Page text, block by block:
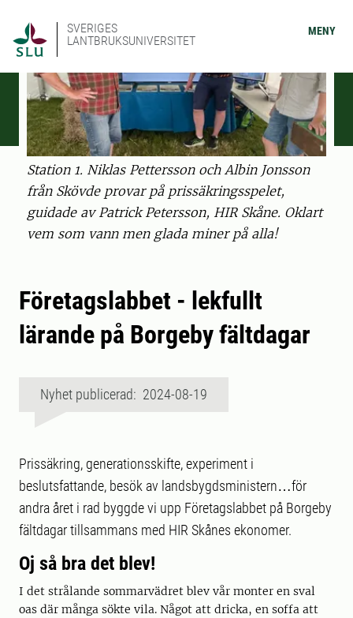
SVERIGES
LANTBRUKSUNIVERSITET
MENY
Station 1. Niklas Pettersson och Albin Jonsson
från Skövde provar på prissäkringsspelet,
guidade av Patrick Petersson, HIR Skåne. Oklart
vem som vann men glada miner på alla!
Företagslabbet - lekfullt
lärande på Borgeby fältdagar
Nyhet publicerad: 2024-08-19
Prissäkring, generationsskifte, experiment i
beslutsfattande, besök av landsbygdsministern…för
andra året i rad byggde vi upp Företagslabbet på Borgeby
fältdagar tillsammans med HIR Skånes ekonomer.
Oj så bra det blev!
I det strålande sommarvädret blev vår monter en sval
oas där många sökte vila. Något att dricka, en soffa att